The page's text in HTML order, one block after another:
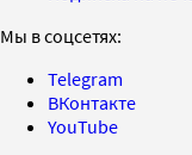
Мы в соцсетях:
Telegram
ВКонтакте
YouTube